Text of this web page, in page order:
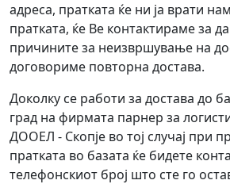
адреса, пратката ќе ни ја врати
пратката, ќе Ве контактираме за
причините за неизвршување на
договориме повторна достава.
Доколку се работи за достава до
град на фирмата парнер за
ДООЕЛ - Скопје во тој случај при
пратката во базата ќе бидете
телефонскиот број што сте го